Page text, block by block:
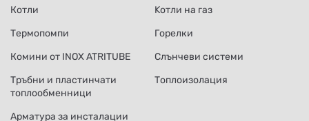
Котли
Kотли на газ
Термопомпи
Горелки
Комини от INOX ATRITUBE
Слънчеви системи
Тръбни и пластинчати
топлообменници
Топлоизолация
Арматура за инсталации